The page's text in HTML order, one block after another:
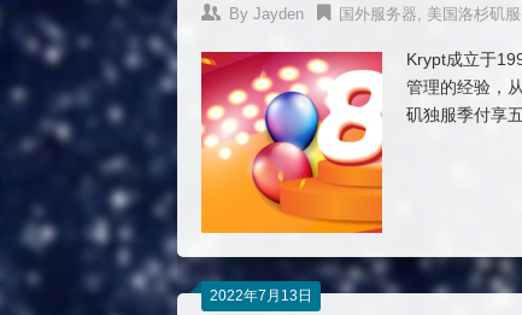
By Jayden 国外服务器, 美国洛杉矶
Krypt成立于
管理的经验，
矶独服季付享
2022年7月13日